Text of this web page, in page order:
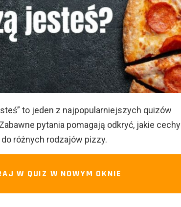
to jeden z najpopularniejszych quizów
pytania pomagają odkryć, jakie cechy
różnych rodzajów pizzy.
W QUIZ W NOWYM OKNIE